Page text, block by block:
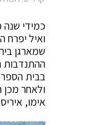
כמידי
ואיל יפרח
שמארגן
בבית הספר
ולאחר מכן
אימו,